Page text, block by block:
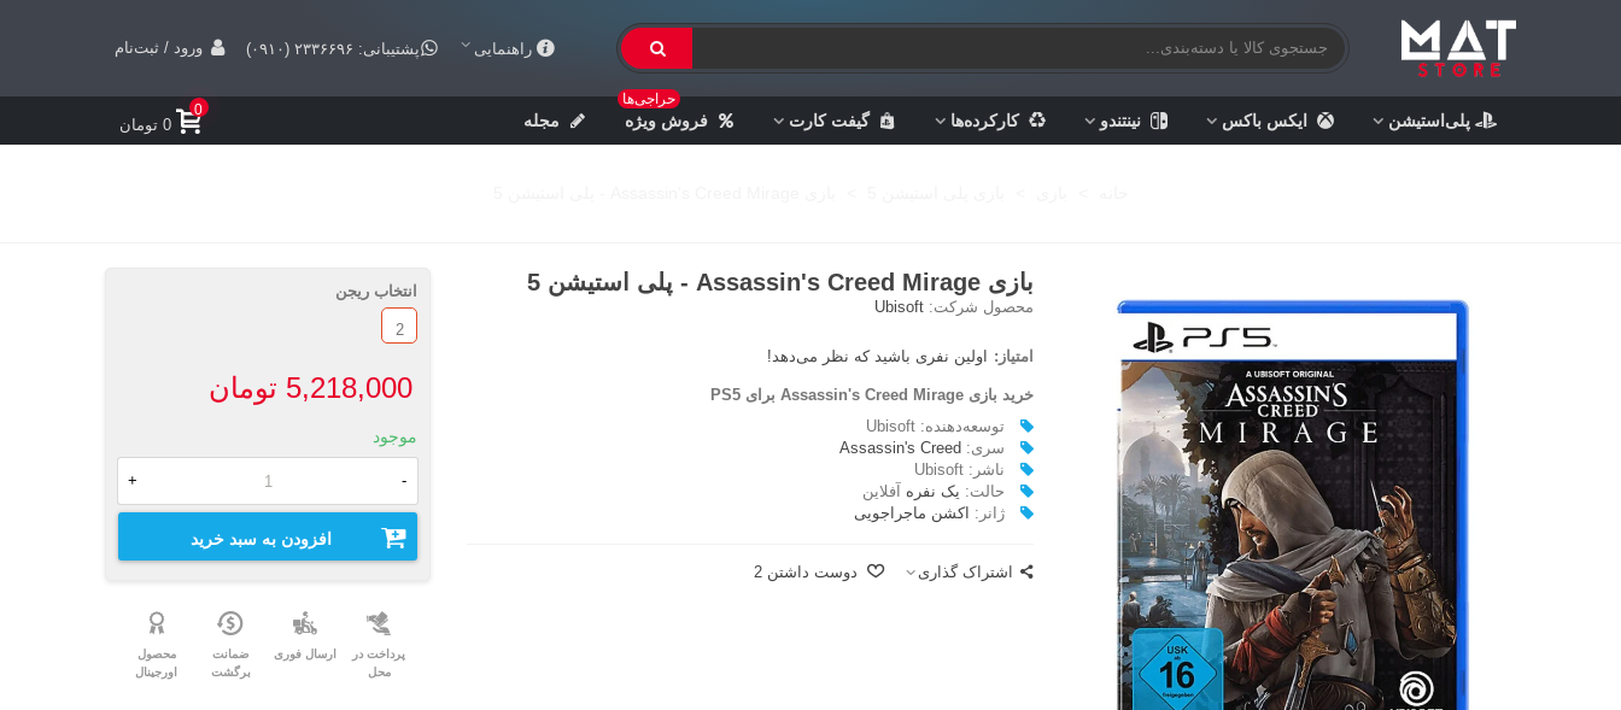
راهنمایی پشتیبانی: ۲۳۳۶۶۹۶ (۰۹۱۰) ورود / ثبت‌نام
پلی‌استیشن ایکس باکس نینتندو کارکرده‌ها گیفت کارت فروش ویژه
حراجی‌ها
مجله
0
0 تومان
بازی Assassin's Creed Mirage - پلی استیشن 5
محصول شرکت: Ubisoft
امتیاز: اولین نفری باشید که نظر می‌دهد!
خرید بازی Assassin's Creed Mirage برای PS5
توسعه‌دهنده: Ubisoft
سری: Assassin's Creed
ناشر: Ubisoft
حالت: یک نفره آفلاین
ژانر: اکشن ماجراجویی
اشتراک گذاری دوست داشتن 2
انتخاب ریجن
2
5,218,000 تومان
موجود
-
+
افزودن به سبد خرید
پرداخت در
محل
ارسال فوری
ضمانت
برگشت
محصول
اورجینال